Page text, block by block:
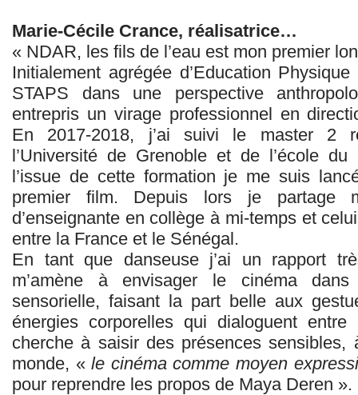
Marie-Cécile Crance, réalisatrice…
« NDAR, les fils de l’eau est mon premier
Initialement agrégée d’Education
STAPS dans une perspective
entrepris un virage professionnel en
En 2017-2018, j’ai suivi le master 2
l’Université de Grenoble et de l’école
l’issue de cette formation je me suis
premier film. Depuis lors je partage
d’enseignante en collège à mi-temps et
entre la France et le Sénégal.
En tant que danseuse j’ai un rapport
m’amène à envisager le cinéma
sensorielle, faisant la part belle aux
énergies corporelles qui dialoguent
cherche à saisir des présences sensibles,
monde, «le cinéma comme moyen
pour reprendre les propos de Maya Deren ».